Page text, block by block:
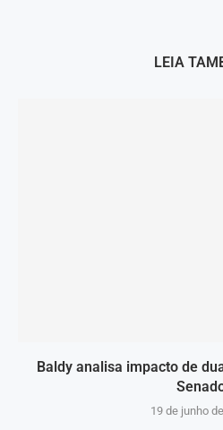
LEIA
Baldy analisa impacto de
19 de junho